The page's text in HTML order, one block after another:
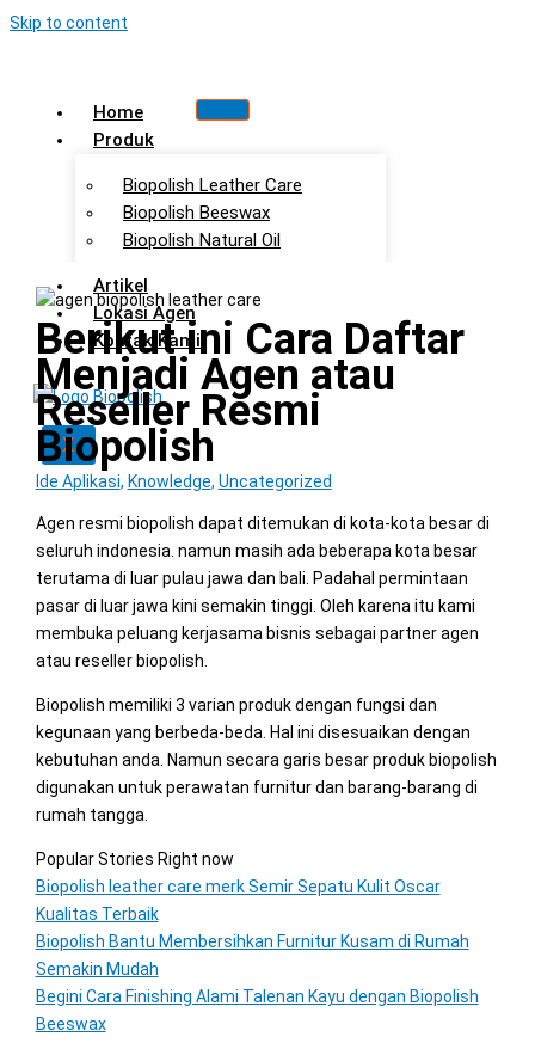
Skip to content
Home
Produk
Biopolish Leather Care
Biopolish Beeswax
Biopolish Natural Oil
Artikel
Lokasi Agen
Kontak Kami
X
Berikut ini Cara Daftar
Menjadi Agen atau
Reseller Resmi
Biopolish
Ide Aplikasi, Knowledge, Uncategorized
Agen resmi biopolish dapat ditemukan di kota-kota besar di
seluruh indonesia. namun masih ada beberapa kota besar
terutama di luar pulau jawa dan bali. Padahal permintaan
pasar di luar jawa kini semakin tinggi. Oleh karena itu kami
membuka peluang kerjasama bisnis sebagai partner agen
atau reseller biopolish.
Biopolish memiliki 3 varian produk dengan fungsi dan
kegunaan yang berbeda-beda. Hal ini disesuaikan dengan
kebutuhan anda. Namun secara garis besar produk biopolish
digunakan untuk perawatan furnitur dan barang-barang di
rumah tangga.
Popular Stories Right now
Biopolish leather care merk Semir Sepatu Kulit Oscar
Kualitas Terbaik
Biopolish Bantu Membersihkan Furnitur Kusam di Rumah
Semakin Mudah
Begini Cara Finishing Alami Talenan Kayu dengan Biopolish
Beeswax